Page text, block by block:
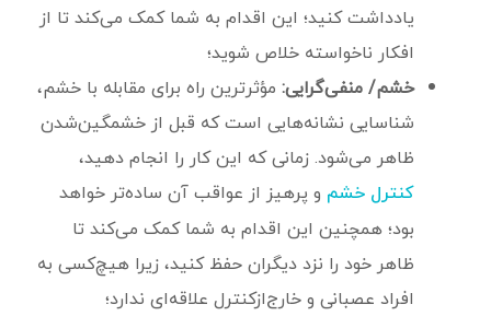
یادداشت کنید؛ این اقدام به شما کمک می‌کند تا از
افکار ناخواسته خلاص شوید؛
خشم/ منفی‌گرایی: مؤثرترین راه برای مقابله با خشم،
شناسایی نشانه‌هایی است که قبل از خشمگین‌شدن
ظاهر می‌شود. زمانی که این کار را انجام دهید،
کنترل خشم و پرهیز از عواقب آن ساده‌تر خواهد
بود؛ همچنین این اقدام به شما کمک می‌کند تا
ظاهر خود را نزد دیگران حفظ کنید، زیرا هیچ‌کسی به
افراد عصبانی و خارج‌ازکنترل علاقه‌ای ندارد؛